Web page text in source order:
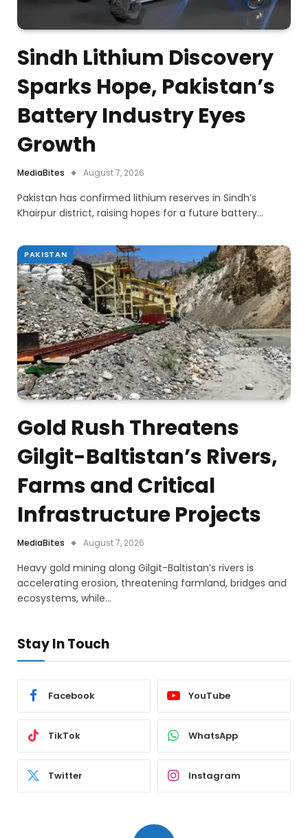
Sindh Lithium Discovery
Sparks Hope, Pakistan’s
Battery Industry Eyes
Growth
MediaBites August 7, 2026
Pakistan has confirmed lithium reserves in Sindh’s
Khairpur district, raising hopes for a future battery…
PAKISTAN
Gold Rush Threatens
Gilgit-Baltistan’s Rivers,
Farms and Critical
Infrastructure Projects
MediaBites August 7, 2026
Heavy gold mining along Gilgit-Baltistan’s rivers is
accelerating erosion, threatening farmland, bridges and
ecosystems, while…
Stay In Touch
Facebook YouTube
TikTok WhatsApp
Twitter Instagram